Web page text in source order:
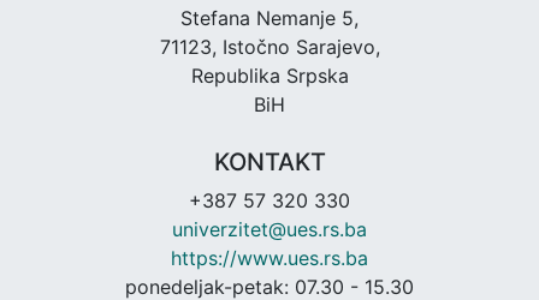
Stefana Nemanje 5,
71123, Istočno Sarajevo,
Republika Srpska
BiH
KONTAKT
+387 57 320 330
univerzitet@ues.rs.ba
https://www.ues.rs.ba
ponedeljak-petak: 07.30 - 15.30